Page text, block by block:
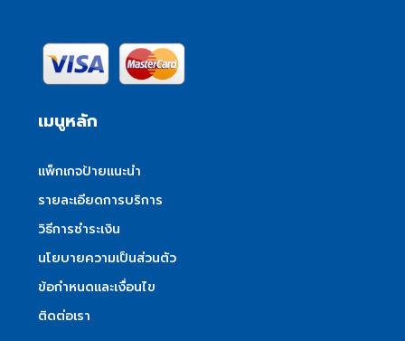
เมนูหลัก
แพ็กเกจป้ายแนะนำ
รายละเอียดการบริการ
วิธีการชำระเงิน
นโยบายความเป็นส่วนตัว
ข้อกำหนดและเงื่อนไข
ติดต่อเรา